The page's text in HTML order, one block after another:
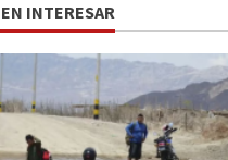
INTERESAR